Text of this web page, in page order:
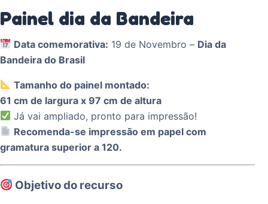
Painel dia da Bandeira
Data comemorativa: 19 de Novembro – Dia da
Bandeira do Brasil
Tamanho do painel montado:
61 cm de largura x 97 cm de altura
Já vai ampliado, pronto para impressão!
Recomenda-se impressão em papel com
gramatura superior a 120.
Objetivo do recurso